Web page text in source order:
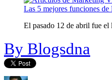
Las 5 mejores funciones de
El pasado 12 de abril fue
By Blogsdna